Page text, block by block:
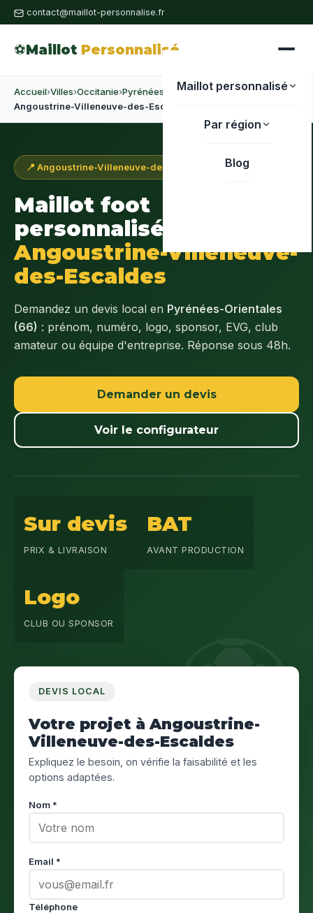
contact@maillot-personnalise.fr
⚽Maillot Personnalisé
Maillot personnalisé
Par région
Blog
Accueil›Villes›Occitanie›Pyrénées-Orientales
Angoustrine-Villeneuve-des-Escaldes
📍 Angoustrine-Villeneuve-des-Escaldes · 66760
Maillot foot
personnalisé à
Angoustrine-Villeneuve-
des-Escaldes
Demandez un devis local en Pyrénées-Orientales
(66) : prénom, numéro, logo, sponsor, EVG, club
amateur ou équipe d'entreprise. Réponse sous 48h.
Demander un devis
Voir le configurateur
Sur devis
PRIX & LIVRAISON
BAT
AVANT PRODUCTION
Logo
CLUB OU SPONSOR
DEVIS LOCAL
Votre projet à Angoustrine-
Villeneuve-des-Escaldes
Expliquez le besoin, on vérifie la faisabilité et les
options adaptées.
Nom *
Email *
Téléphone